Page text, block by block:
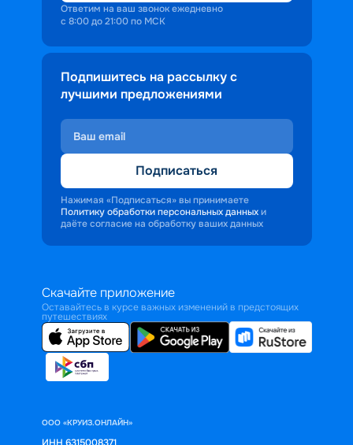
Ответим на ваш звонок ежедневно
с 8:00 до 21:00 по МСК
Подпишитесь на рассылку с
лучшими предложениями
Подписаться
Нажимая «Подписаться» вы принимаете
Политику обработки персональных данных и
даёте согласие на обработку ваших данных
Скачайте приложение
Оставайтесь в курсе важных изменений в предстоящих
путешествиях
ООО «КРУИЗ.ОНЛАЙН»
ИНН 6315008371